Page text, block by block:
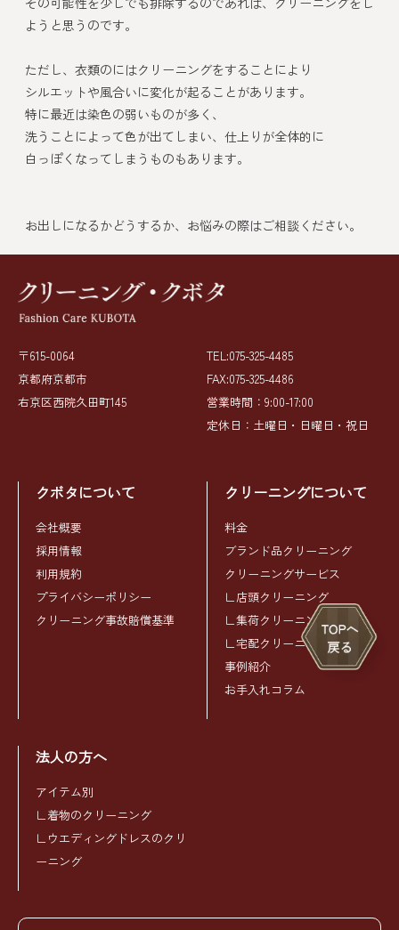
ようと思うのです。
ただし、衣類のにはクリーニングをすることにより
シルエットや風合いに変化が起ることがあります。
特に最近は染色の弱いものが多く、
洗うことによって色が出てしまい、仕上りが全体的に
白っぽくなってしまうものもあります。
お出しになるかどうするか、お悩みの際はご相談ください。
〒615-0064
京都府京都市
右京区西院久田町145
TEL:075-325-4485
FAX:075-325-4486
営業時間：9:00-17:00
定休日：土曜日・日曜日・祝日
クボタについて
会社概要
採用情報
利用規約
プライバシーポリシー
クリーニング事故賠償基準
クリーニングについて
料金
ブランド品クリーニング
クリーニングサービス
∟店頭クリーニング
∟集荷クリーニング
∟宅配クリーニング
事例紹介
お手入れコラム
法人の方へ
アイテム別
∟着物のクリーニング
∟ウエディングドレスのクリ
ーニング